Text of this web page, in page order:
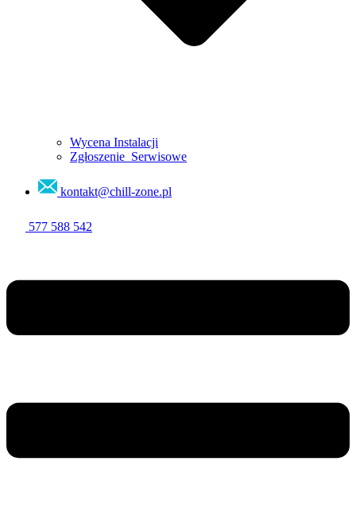
Wycena Instalacji
Zgłoszenie Serwisowe
kontakt@chill-zone.pl
577 588 542